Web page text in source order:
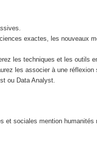
exactes, les nouveaux
les techniques et les outils
les associer à une réflexion
ou Data Analyst.
et sociales mention humanités